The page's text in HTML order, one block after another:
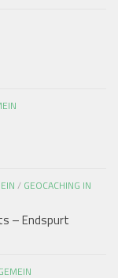
/ GEOCACHING IN
– Endspurt